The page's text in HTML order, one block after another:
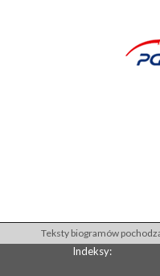
Teksty biogramów
Indeksy: